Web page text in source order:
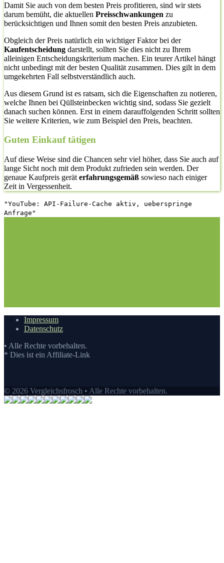
Damit Sie auch von dem besten Preis profitieren, sind wir stets
darum bemüht, die aktuellen Preisschwankungen zu
berücksichtigen und Ihnen somit den besten Preis anzubieten.
Obgleich der Preis natürlich ein wichtiger Faktor bei der
Kaufentscheidung darstellt, sollten Sie dies nicht zu Ihrem
alleinigen Entscheidungskriterium machen. Ein teurer Artikel hängt
nicht unbedingt mit der besten Qualität zusammen. Dies gilt in dem
umgekehrten Fall selbstverständlich auch.
Aus diesem Grund ist es ratsam, sich die Eigenschaften zu notieren,
welche Ihnen bei Qüllsteinbecken wichtig sind, sodass Sie gezielt
danach suchen können. Erst in einem darauffolgenden Schritt sollten
Sie weitere Kriterien, wie zum Beispiel den Preis, beachten.
Guten Einkauf tätigen
Auf diese Weise sind die Chancen sehr viel höher, dass Sie auch auf
lange Sicht noch mit dem Produkt zufrieden sein werden. Der
genaue Kaufpreis gerät erfahrungsgemäß sowieso nach einiger
Zeit in Vergessenheit.
"YouTube: API-Failure-Cache aktiv, ueberspringe
Anfrage"
Impressum
Datenschutz
• Alle Rechte vorbehalten.
* Dies ist ein Affiliate-Link
© 2026 Vergleichsfrosch • Alle Rechte vorbehalten.